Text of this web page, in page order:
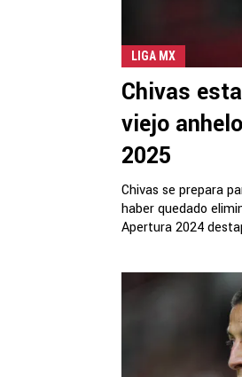
LIGA MX
Chivas
viejo
2025
Chivas se prepara
haber quedado
Apertura 2024